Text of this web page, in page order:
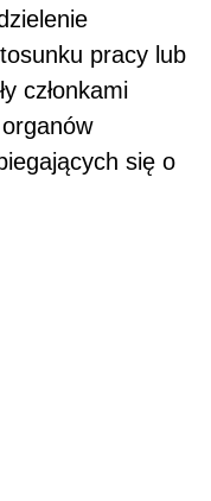
pracy lub
członkami
się o